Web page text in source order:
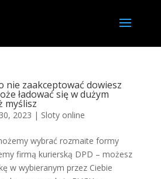
nie zaakceptować dowiesz
ładować się w dużym
myślisz
2023 | Sloty online
wybrać rozmaite formy
firmą kurierską DPD – możesz
w wybieranym przez Ciebie